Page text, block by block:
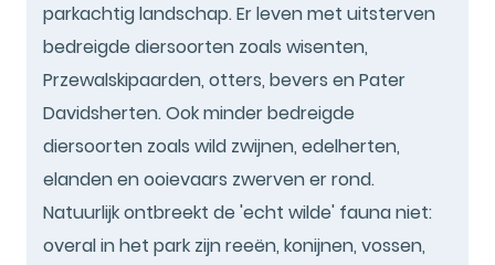
parkachtig landschap. Er leven met uitsterven
bedreigde diersoorten zoals wisenten,
Przewalskipaarden, otters, bevers en Pater
Davidsherten. Ook minder bedreigde
diersoorten zoals wild zwijnen, edelherten,
elanden en ooievaars zwerven er rond.
Natuurlijk ontbreekt de 'echt wilde' fauna niet:
overal in het park zijn reeën, konijnen, vossen,